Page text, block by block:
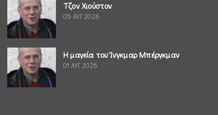
Τζον Χιούστον
05 ΑΥΓ 2026
Η μαγεία του Ίνγκμαρ Μπέργκμαν
01 ΑΥΓ 2026